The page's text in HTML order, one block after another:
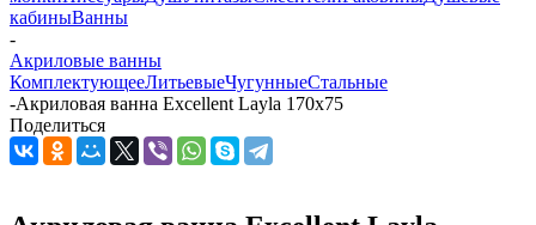
кабиныВанны
-
Акриловые ванны
КомплектующееЛитьевыеЧугунныеСтальные
-Акриловая ванна Excellent Layla 170x75
Поделиться